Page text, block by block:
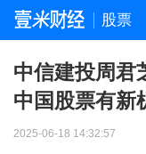
股票
中信建投周君
中国股票有新
2025-06-18 14:32:57